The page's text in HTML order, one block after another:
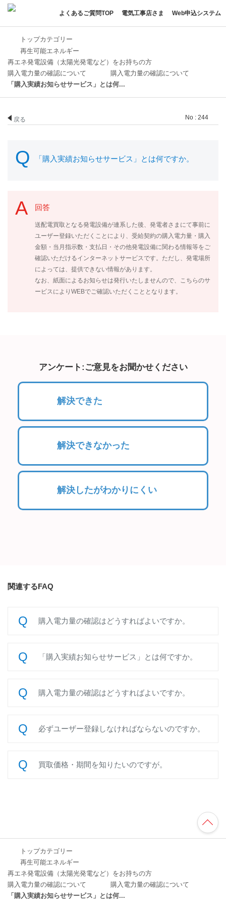
よくあるご質問TOP 電気工事店さま Web申込システム
トップカテゴリー
再生可能エネルギー
再エネ発電設備（太陽光発電など）をお持ちの方
購入電力量の確認について
購入電力量の確認について
「購入実績お知らせサービス」とは何...
戻る No : 244
「購入実績お知らせサービス」とは何ですか。
回答
送配電買取となる発電設備が連系した後、発電者さまにて事前に
ユーザー登録いただくことにより、受給契約の購入電力量・購入
金額・当月指示数・支払日・その他発電設備に関わる情報等をご
確認いただけるインターネットサービスです。ただし、発電場所
によっては、提供できない情報があります。
なお、紙面によるお知らせは発行いたしませんので、こちらのサ
ービスによりWEBでご確認いただくこととなります。
アンケート:ご意見をお聞かせください
解決できた
解決できなかった
解決したがわかりにくい
関連するFAQ
購入電力量の確認はどうすればよいですか。
「購入実績お知らせサービス」とは何ですか。
購入電力量の確認はどうすればよいですか。
必ずユーザー登録しなければならないのですか。
買取価格・期間を知りたいのですが。
TO
P
へ
トップカテゴリー
再生可能エネルギー
再エネ発電設備（太陽光発電など）をお持ちの方
購入電力量の確認について
購入電力量の確認について
「購入実績お知らせサービス」とは何...